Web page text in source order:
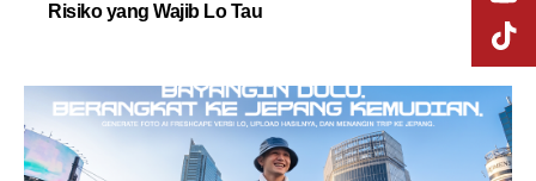
Risiko yang Wajib Lo Tau